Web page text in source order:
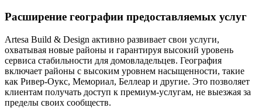
Расширение географии предоставляемых услуг
Artesa Build & Design активно развивает свои услуги,
охватывая новые районы и гарантируя высокий уровень
сервиса стабильности для домовладельцев. География
включает районы с высоким уровнем насыщенности, такие
как Ривер-Оукс, Мемориал, Беллеар и другие. Это позволяет
клиентам получать доступ к премиум-услугам, не выезжая за
пределы своих сообществ.